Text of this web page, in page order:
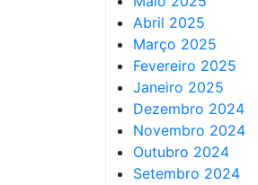
Abril 2025
Março 2025
Fevereiro 2025
Janeiro 2025
Dezembro 2024
Novembro 2024
Outubro 2024
Setembro 2024